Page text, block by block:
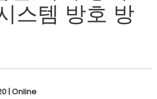
스템 방호 방
| Online